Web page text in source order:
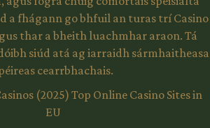
a fhágann go bhfuil an turas trí Casino
thar a bheith luachmhar araon. Tá
siúd atá ag iarraidh sármhaitheasa
cearrbhachais.